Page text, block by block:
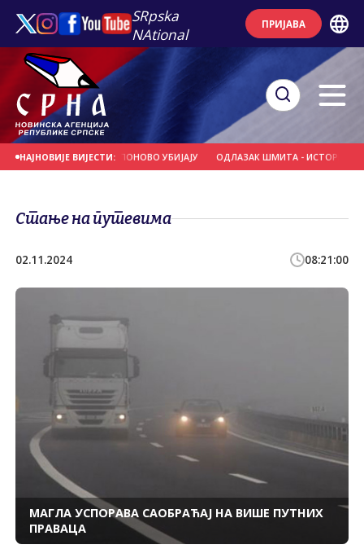
SRpska
NAtional
ПРИЈАВА
НАЈНОВИЈЕ ВИЈЕСТИ:
СЛОБОДАНА ПОНОВО УБИЈАЈУ ОДЛАЗАК ШМИТА - ИСТОРИЈСКА
Стање на путевима
02.11.2024 08:21:00
МАГЛА УСПОРАВА САОБРАЋАЈ НА ВИШЕ ПУТНИХ
ПРАВАЦА